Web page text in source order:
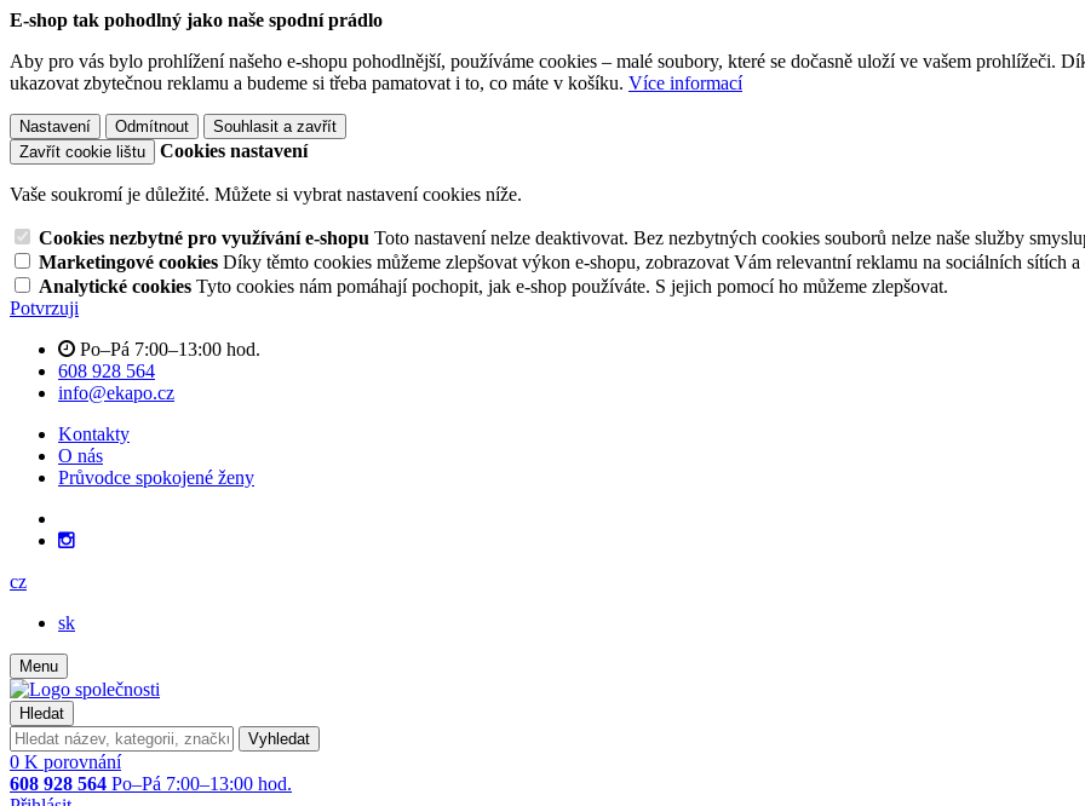
E-shop tak pohodlný jako naše spodní prádlo
Aby pro vás bylo prohlížení našeho e-shopu pohodlnější, používáme cookies – malé soubory, které se dočasně uloží ve vašem prohlížeči.
ukazovat zbytečnou reklamu a budeme si třeba pamatovat i to, co máte v košíku. Více informací
Nastavení Odmítnout
Souhlasit a zavřít
Zavřít cookie lištu
Cookies nastavení
Vaše soukromí je důležité. Můžete si vybrat nastavení cookies níže.
Cookies nezbytné pro využívání e-shopu Toto nastavení nelze deaktivovat. Bez nezbytných cookies souborů nelze naše služby
Marketingové cookies Díky těmto cookies můžeme zlepšovat výkon e-shopu, zobrazovat Vám relevantní reklamu na sociálních sítích
Analytické cookies Tyto cookies nám pomáhají pochopit, jak e-shop používáte. S jejich pomocí ho můžeme zlepšovat.
Potvrzuji
Po–Pá 7:00–13:00 hod.
608 928 564
info@ekapo.cz
Kontakty
O nás
Průvodce spokojené ženy
cz
sk
Menu
Hledat
Vyhledat
0 K porovnání
608 928 564 Po–Pá 7:00–13:00 hod.